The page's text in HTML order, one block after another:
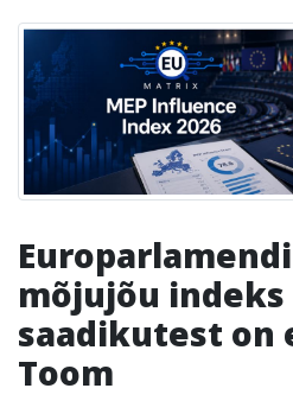
mõjujõu indeks
saadikutest on
Toom